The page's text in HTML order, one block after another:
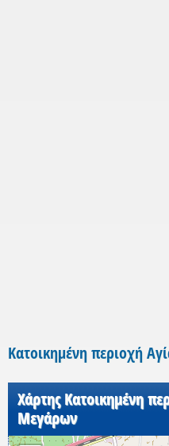
Κατοικημένη περιοχή
Χάρτης Κατοικημένη
Μεγάρων